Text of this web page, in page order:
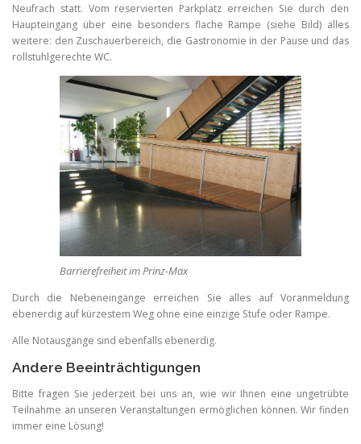
Neufrach statt. Vom reservierten Parkplatz erreichen Sie durch den
Haupteingang über eine besonders flache Rampe (siehe Bild) alles
weitere: den Zuschauerbereich, die Gastronomie in der Pause und das
rollstuhlgerechte WC.
Barrierefreiheit im Prinz-Max
Durch die Nebeneingänge erreichen Sie alles auf Voranmeldung
ebenerdig auf kürzestem Weg ohne eine einzige Stufe oder Rampe.
Alle Notausgänge sind ebenfalls ebenerdig.
Andere Beeinträchtigungen
Bitte fragen Sie jederzeit bei uns an, wie wir Ihnen eine ungetrübte
Teilnahme an unseren Veranstaltungen ermöglichen können. Wir finden
immer eine Lösung!